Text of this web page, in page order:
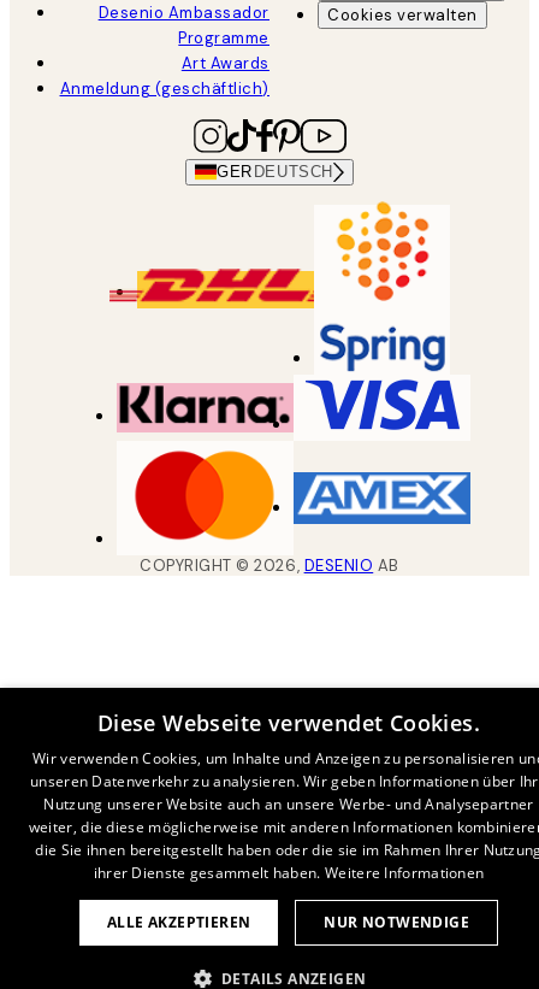
Desenio Ambassador
Programme
Art Awards
Anmeldung (geschäftlich)
Cookies verwalten
GER DEUTSCH
COPYRIGHT ©2026, DESENIO AB
Diese Webseite verwendet Cookies.
Wir verwenden Cookies, um Inhalte und Anzeigen zu personalisieren
unseren Datenverkehr zu analysieren. Wir geben Informationen über
Nutzung unserer Website auch an unsere Werbe- und Analysepartner
weiter, die diese möglicherweise mit anderen Informationen
die Sie ihnen bereitgestellt haben oder die sie im Rahmen Ihrer
ihrer Dienste gesammelt haben. Weitere Informationen
ALLE AKZEPTIEREN NUR NOTWENDIGE
DETAILS ANZEIGEN